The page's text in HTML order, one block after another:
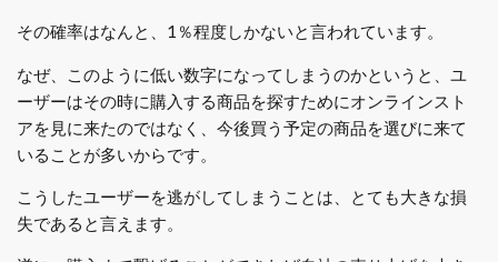
その確率はなんと、1％程度しかないと言われています。
なぜ、このように低い数字になってしまうのかというと、ユ
ーザーはその時に購入する商品を探すためにオンラインスト
アを見に来たのではなく、今後買う予定の商品を選びに来て
いることが多いからです。
こうしたユーザーを逃がしてしまうことは、とても大きな損
失であると言えます。